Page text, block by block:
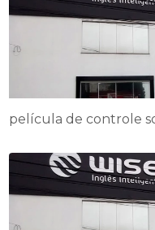
película de controle